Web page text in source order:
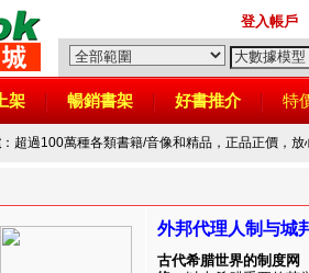
登入帳戶
架 暢銷書架 好書推介 特
：超過100萬種各類書籍/音像和精品，正品正價，
外邦代理人制与城
古代希腊世界的制度网